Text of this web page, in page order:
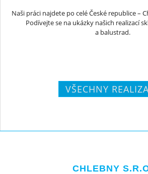
Naši práci najdete po celé České republice –
Podívejte se na ukázky našich realizací
a balustrad.
VŠECHNY
CHLEBNY